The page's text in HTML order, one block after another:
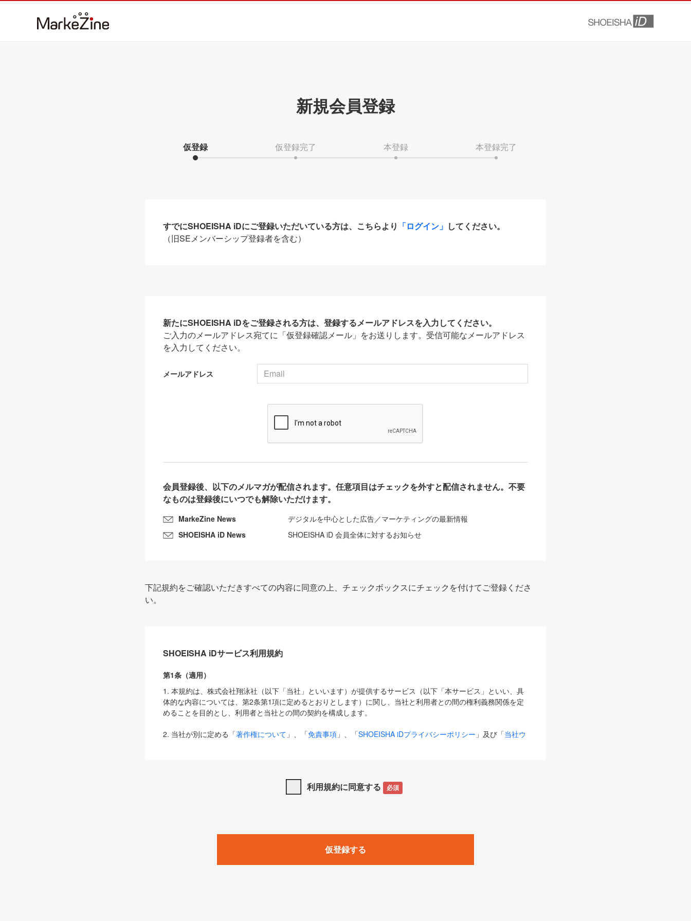
新規会員登録
仮登録 仮登録完了 本登録 本登録完了
すでにSHOEISHA iDにご登録いただいている方は、こちらより 「ログイン」 してください。
（旧SEメンバーシップ登録者を含む）
新たにSHOEISHA iDをご登録される方は、登録するメールアドレスを入力してください。
ご入力のメールアドレス宛てに「仮登録確認メール」をお送りします。受信可能なメールアドレス
を入力してください。
メールアドレス
会員登録後、以下のメルマガが配信されます。任意項目はチェックを外すと配信されません。不要
なものは登録後にいつでも解除いただけます。
MarkeZine News
デジタルを中心とした広告／マーケティングの最新情報
SHOEISHA iD News
SHOEISHA iD 会員全体に対するお知らせ
下記規約をご確認いただきすべての内容に同意の上、チェックボックスにチェックを付けてご登録くださ
い。
SHOEISHA iDサービス利用規約
第1条（適用）
1. 本規約は、株式会社翔泳社（以下「当社」といいます）が提供するサービス（以下「本サービス」といい、具
体的な内容については、第2条第1項に定めるとおりとします）に関し、当社と利用者との間の権利義務関係を定
めることを目的とし、利用者と当社との間の契約を構成します。
2. 当社が別に定める「著作権について 」、「免責事項 」、「SHOEISHA iDプライバシーポリシー 」及び「当社ウ
は、本規約の規定が優先して適用されるものとします。
1. 「本サービス」とは、当社が提供する以下のサービス（名称や内容が変更された場合、変更後のサービスを含
みます）及びこれらサービスに関連して当社が実施するイベントやキャンペーンをいいます。
「SEBook」「SEShop」「CodeZine」「MarkeZine」「EnterpriseZine」「ECzine」「Biz/Zine」「HRzine」
利用規約に同意する 必須
仮登録する